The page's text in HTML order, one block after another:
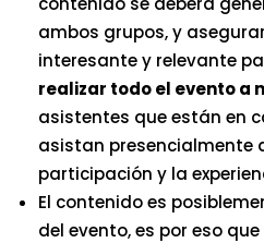
ambos grupos, y
interesante y relevante
realizar todo el evento a
asistentes que están en
asistan presencialmente
participación y la
El contenido es
del evento, es por eso